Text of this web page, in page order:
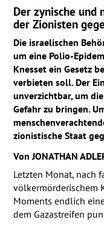
Der zynische und
der Zionisten
Die israelischen
um eine Polio-
Knesset ein Gesetz
verbieten soll. Der
unverzichtbar, um
Gefahr zu bringen.
zionistische Staat
Von JONATHAN
Letzten Monat, nach
völkermörderischem
Moments endlich
dem Gazastreifen